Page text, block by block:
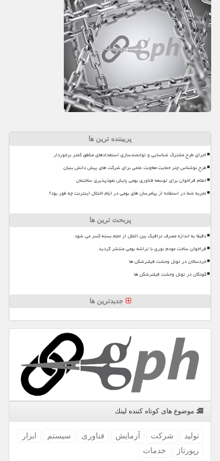
پربیننده ترین ها
اجرای طرح مشترک شناسایی و توانمندسازی استعدادهای مناطق کمتر برخوردار
طرح نوشناس چتر حمایت معاونت علمی برای شرکت های پیش دانش بنیان
اعلام فراخوان برای توسعه فناوری بومی پایش نفوذپذیری ساختمان
تجربه شما در استفاده از پیامرسان های بومی در ایام اختلال اینترنت چه طور بود؟
پربحث ترین ها
دقیقا به اندازه مصرف ترافیک بین الملل از حجم بسته کسر می شود
فراخوان ساخت مودم نوری با تراشه بومی منتشر گردید
خردسالان در تونل وحشت فیلترشکن ها
کودکان در تونل وحشت فیلترشکن ها
جدیدترین ها
موضوع های كوتاه كننده لینك
تولید شركت آزمایش فناوری سیستم
ابزار
رپورتاژ
خدمات